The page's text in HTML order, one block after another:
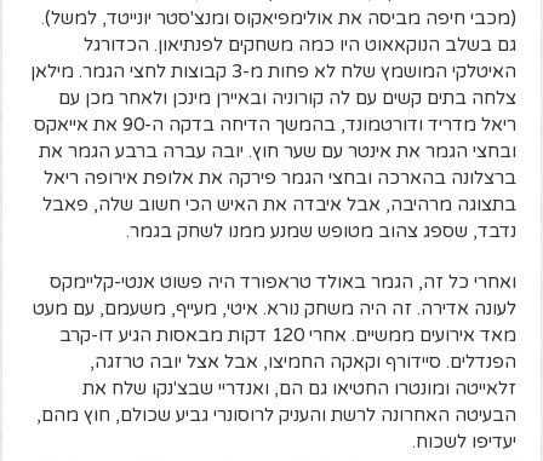
(מכבי חיפה מביסה את אולימפיאקוס ומנצ'סטר יונייטד, למשל).
גם בשלב הנוקאאוט היו כמה משחקים לפנתיאון. הכדורגל
האיטלקי המושמץ שלח לא פחות מ-3 קבוצות לחצי הגמר. מילאן
צלחה בתים קשים עם לה קורוניה ובאיירן מינכן ולאחר מכן עם
ריאל מדריד ודורטמונד, בהמשך הדיחה בדקה ה-90 את אייאקס
ובחצי הגמר את אינטר עם שער חוץ. יובה עברה ברבע הגמר את
ברצלונה בהארכה ובחצי הגמר פירקה את אלופת אירופה ריאל
בתצוגה מרהיבה, אבל איבדה את האיש הכי חשוב שלה, פאבל
נדבד, שספג צהוב מטופש שמנע ממנו לשחק בגמר.
ואחרי כל זה, הגמר באולד טראפורד היה פשוט אנטי-קליימקס
לעונה אדירה. זה היה משחק נורא. איטי, מעייף, משעמם, עם מעט
מאד אירועים ממשיים. אחרי 120 דקות מבאסות הגיע דו-קרב
הפנדלים. סיידורף וקאקה החמיצו, אבל אצל יובה טרזגה,
זלאייטה ומונטרו החטיאו גם הם, ואנדריי שבצ'נקו שלח את
הבעיטה האחרונה לרשת והעניק לרוסונרי גביע שכולם, חוץ מהם,
יעדיפו לשכוח.